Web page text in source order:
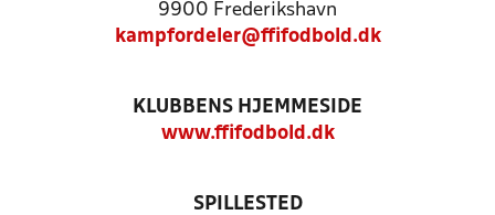
9900 Frederikshavn
kampfordeler@ffifodbold.dk
KLUBBENS HJEMMESIDE
www.ffifodbold.dk
SPILLESTED